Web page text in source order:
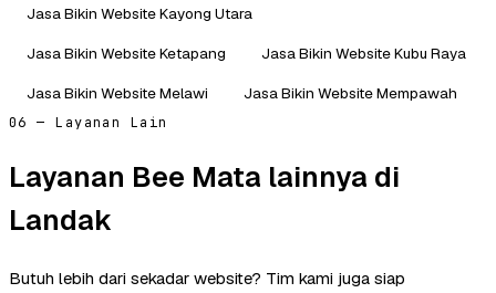
Jasa Bikin Website Kayong Utara
Jasa Bikin Website Ketapang
Jasa Bikin Website Kubu Raya
Jasa Bikin Website Melawi
Jasa Bikin Website Mempawah
06 — Layanan Lain
Layanan Bee Mata lainnya di
Landak
Butuh lebih dari sekadar website? Tim kami juga siap